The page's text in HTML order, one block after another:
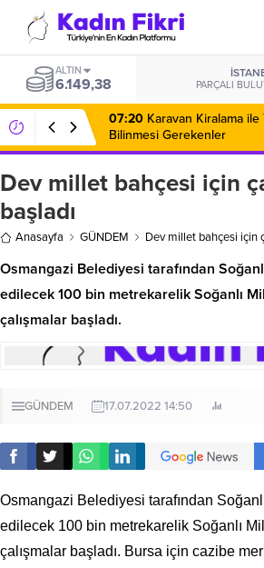
ALTIN
6.149,38 PARÇALI
07:20 Karavan Kiralama ile
Bilinmesi Gerekenler
Dev millet bahçesi için
başladı
Anasayfa GÜNDEM Dev millet bahçesi için
Osmangazi Belediyesi tarafından
edilecek 100 bin metrekarelik Soğanlı
çalışmalar başladı.
GÜNDEM 17.07.2022 14:50
Osmangazi Belediyesi tarafından
edilecek 100 bin metrekarelik Soğanlı
çalışmalar başladı. Bursa için cazibe